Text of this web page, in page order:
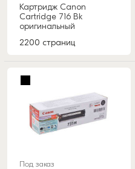
Картридж Canon
Cartridge 716 Bk
оригинальный
2200 страниц
Под заказ